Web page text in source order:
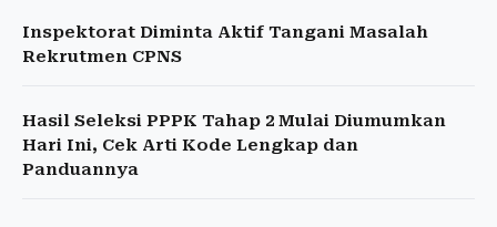
Inspektorat Diminta Aktif Tangani Masalah
Rekrutmen CPNS
Hasil Seleksi PPPK Tahap 2 Mulai Diumumkan
Hari Ini, Cek Arti Kode Lengkap dan
Panduannya